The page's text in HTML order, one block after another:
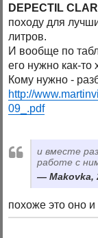
DEPECTIL
походу для
литров.
И вообще по
его нужно как-то
Кому нужно -
http://
09_.pdf
и вместе
работе с
Makovka,
похоже это оно и